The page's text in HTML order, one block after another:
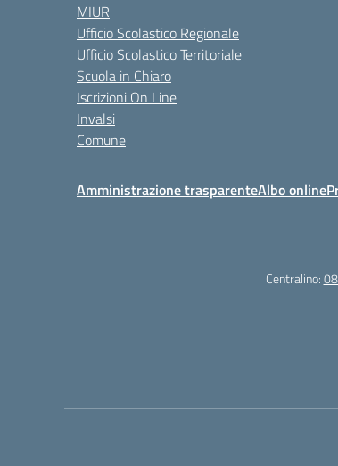
MIUR
Ufficio Scolastico Regionale
Ufficio Scolastico Territoriale
Scuola in Chiaro
Iscrizioni On Line
Invalsi
Comune
Amministrazione trasparenteAlbo online
Centralino: